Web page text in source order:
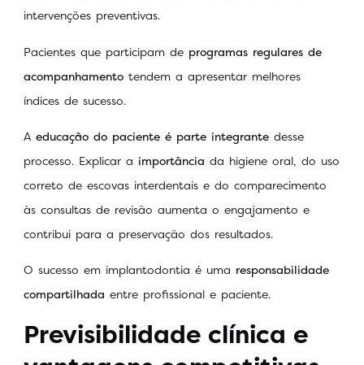
intervenções preventivas.
Pacientes que participam de programas regulares de
acompanhamento tendem a apresentar melhores
índices de sucesso.
A educação do paciente é parte integrante desse
processo. Explicar a importância da higiene oral, do uso
correto de escovas interdentais e do comparecimento
às consultas de revisão aumenta o engajamento e
contribui para a preservação dos resultados.
O sucesso em implantodontia é uma responsabilidade
compartilhada entre profissional e paciente.
Previsibilidade clínica e